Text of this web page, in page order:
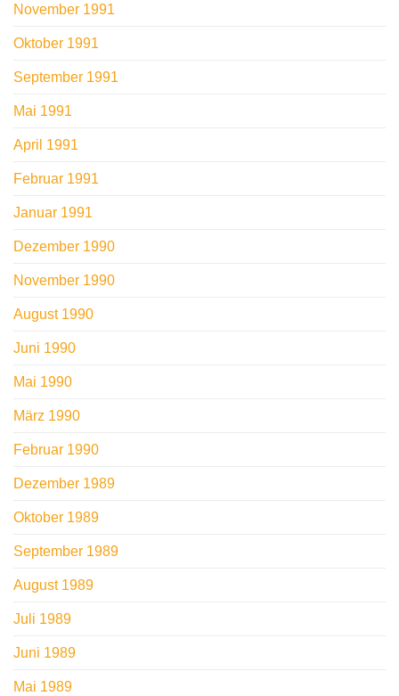
November 1991
Oktober 1991
September 1991
Mai 1991
April 1991
Februar 1991
Januar 1991
Dezember 1990
November 1990
August 1990
Juni 1990
Mai 1990
März 1990
Februar 1990
Dezember 1989
Oktober 1989
September 1989
August 1989
Juli 1989
Juni 1989
Mai 1989